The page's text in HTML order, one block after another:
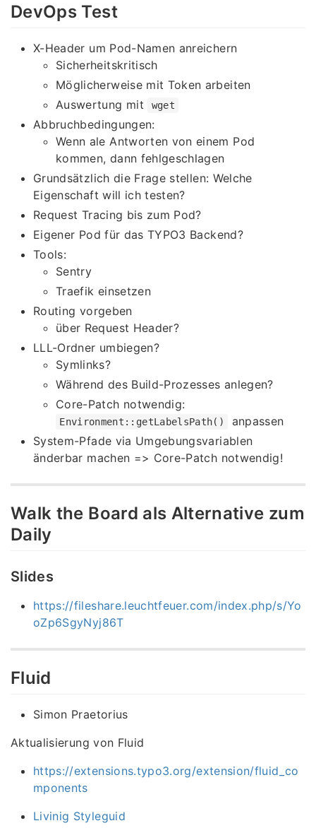
DevOps Test
X-Header um Pod-Namen anreichern
Sicherheitskritisch
Möglicherweise mit Token arbeiten
Auswertung mit
wget
Abbruchbedingungen:
Wenn ale Antworten von einem Pod
kommen, dann fehlgeschlagen
Grundsätzlich die Frage stellen: Welche
Eigenschaft will ich testen?
Request Tracing bis zum Pod?
Eigener Pod für das TYPO3 Backend?
Tools:
Sentry
Traefik einsetzen
Routing vorgeben
über Request Header?
LLL-Ordner umbiegen?
Symlinks?
Während des Build-Prozesses anlegen?
Core-Patch notwendig:
Environment::getLabelsPath()
anpassen
System-Pfade via Umgebungsvariablen
änderbar machen => Core-Patch notwendig!
Walk the Board als Alternative zum
Daily
Slides
https://fileshare.leuchtfeuer.com/index.php/s/Yo
oZp6SgyNyj86T
Fluid
Simon Praetorius
Aktualisierung von Fluid
https://extensions.typo3.org/extension/fluid_co
mponents
Livinig Styleguid